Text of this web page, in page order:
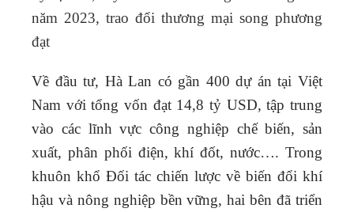
năm 2023, trao đổi thương mại song phương
đạt
Về đầu tư, Hà Lan có gần 400 dự án tại Việt
Nam với tổng vốn đạt 14,8 tỷ USD,tập trung
vào các lĩnh vực công nghiệp chế biến, sản
xuất, phân phối điện, khí đốt, nước…. Trong
khuôn khổ Đối tác chiến lược về biến đổi khí
hậu và nông nghiệp bền vững, hai bên đã triển